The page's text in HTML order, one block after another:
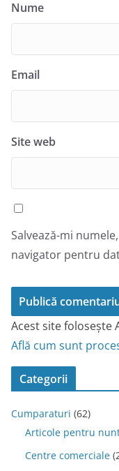
Nume
Email
Site web
Salvează-mi
navigator pentru
Acest site folosește
Află cum sunt
Categorii
Cumparaturi (62)
Articole pentru
Centre comerciale